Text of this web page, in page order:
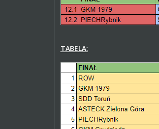
TABELA: